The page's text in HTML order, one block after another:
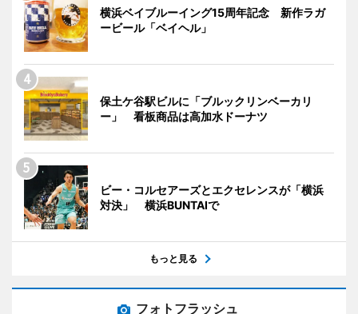
横浜ベイブルーイング15周年記念 新作ラガ
ービール「ベイヘル」
保土ケ谷駅ビルに「ブルックリンベーカリ
ー」 看板商品は高加水ドーナツ
ビー・コルセアーズとエクセレンスが「横浜
対決」 横浜BUNTAIで
もっと見る
フォトフラッシュ